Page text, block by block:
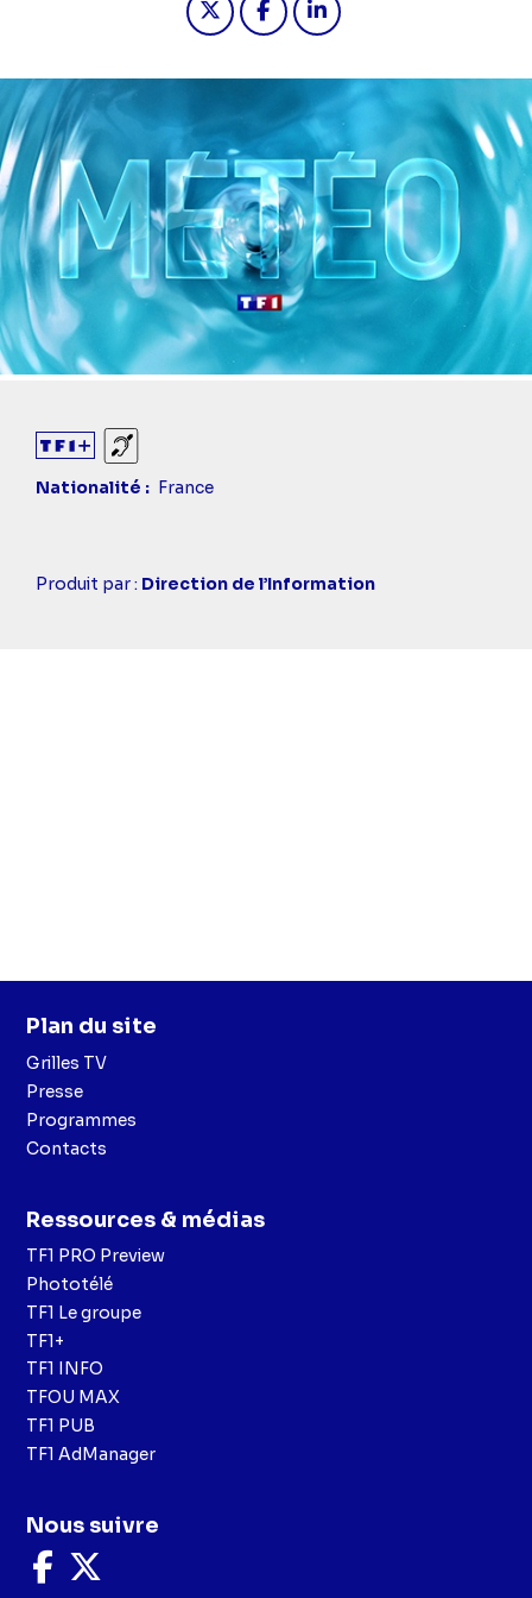
Sourds et malentendants
Nationalité
France
Casting
Produit par : Direction de l’Information
Plan du site
Grilles TV
Presse
Programmes
Contacts
Ressources & médias
TF1 PRO Preview
Phototélé
TF1 Le groupe
TF1+
TF1 INFO
TFOU MAX
TF1 PUB
TF1 AdManager
Nous suivre
Nous
suivre